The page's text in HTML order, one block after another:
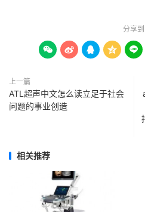
分享到
    
上一篇
ATL超声中文怎么读立足于社会
问题的事业创造
相关推荐